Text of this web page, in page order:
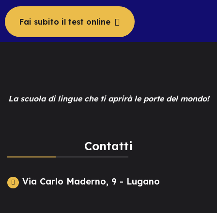
Fai subito il test online
La scuola di lingue che ti aprirà le porte del mondo!
Contatti
Via Carlo Maderno, 9 - Lugano